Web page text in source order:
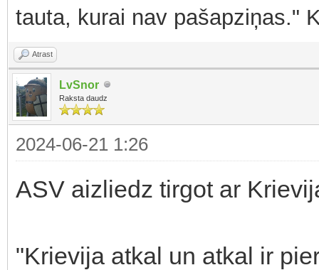
tauta, kurai nav pašapziņas."
Atrast
LvSnor
Raksta daudz
2024-06-21 1:26
ASV aizliedz tirgot ar
"Krievija atkal un atkal ir